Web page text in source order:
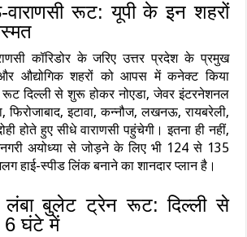
रूट: यूपी के इन शहरों
कॉरिडोर के जरिए उत्तर प्रदेश के प्रमुख
और औद्योगिक शहरों को आपस में कनेक्ट किया
दिल्ली से शुरू होकर नोएडा, जेवर इंटरनेशनल
फिरोजाबाद, इटावा, कन्नौज, लखनऊ, रायबरेली,
होते हुए सीधे वाराणसी पहुंचेगी। इतना ही नहीं,
अयोध्या से जोड़ने के लिए भी 124 से 135
हाई-स्पीड लिंक बनाने का शानदार प्लान है।
बुलेट ट्रेन रूट: दिल्ली से
6 घंटे में